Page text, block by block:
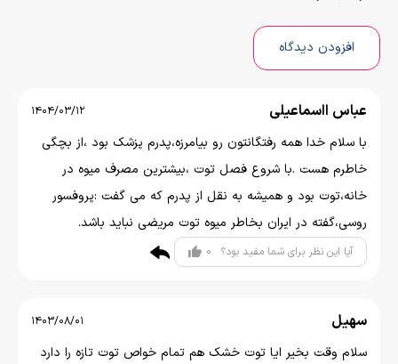
افزودن دیدگاه
عباس ااسماعیلی 1404/03/12
با سلام خدا همه رفتگانتون رو بیامرزه،پدرم پزشک بود ،از بچگی
خاطرم هست .با شروع فصل توت ،بیشترین مصرف میوه در
خانه،توت بود و همیشه به نقل از پدرم که می گفت :پروفسور
روسی،گفته در ایران بخاطر میوه توت مریضی نباید باشد.
آیا این نظر برای شما مفید بود؟ 0
سهیل 1403/08/01
سلام وقت بخیر ایا توت خشک هم تمام خواص توت تازه را دارد